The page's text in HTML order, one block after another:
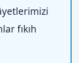
fıkıh